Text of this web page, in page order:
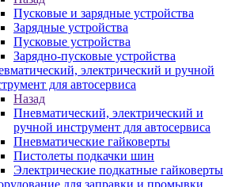
Пусковые и зарядные устройства
Зарядные устройства
Пусковые устройства
Зарядно-пусковые устройства
электрический и ручной
для автосервиса
Назад
Пневматический, электрический и
ручной инструмент для автосервиса
Пневматические гайковерты
Пистолеты подкачки шин
Электрические подкатные гайковерты
для заправки и промывки